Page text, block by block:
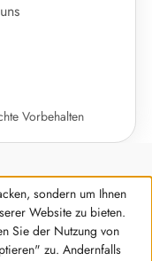
Vorbehalten
sondern um Ihnen
Website zu bieten.
Sie der Nutzung von
zu. Andernfalls